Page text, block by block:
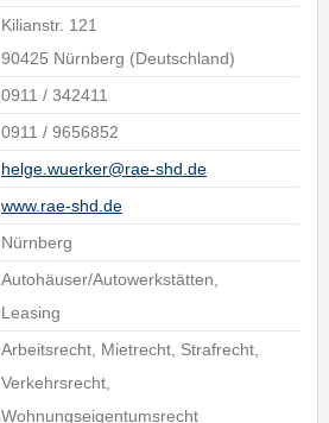
Kilianstr. 121
90425 Nürnberg (Deutschland)
0911 / 342411
0911 / 9656852
helge.wuerker@rae-shd.de
www.rae-shd.de
Nürnberg
Autohäuser/Autowerkstätten,
Leasing
Arbeitsrecht, Mietrecht, Strafrecht,
Verkehrsrecht,
Wohnungseigentumsrecht